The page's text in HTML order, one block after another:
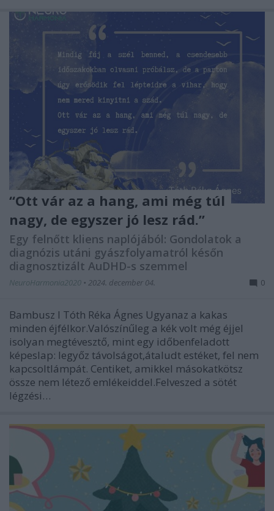
“Ott vár az a hang, ami még túl
nagy, de egyszer jó lesz rád.”
Egy felnőtt kliens naplójából: Gondolatok a
diagnózis utáni gyászfolyamatról későn
diagnosztizált AuDHD-s szemmel
NeuroHarmonia2020 • 2024. december 04. 0
Bambusz I Tóth Réka Ágnes Ugyanaz a kakas
minden éjfélkor.Valószínűleg a kék volt még éjjel
isolyan megtévesztő, mint egy időbenfeladott
képeslap: legyőz távolságot,átaludt estéket, fel nem
kapcsoltlámpát. Centiket, amikkel másokatkötsz
össze nem létező emlékeiddel.Felveszed a sötét
légzési…